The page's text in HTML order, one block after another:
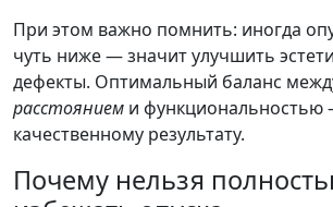
При этом важно помнить: иногда
чуть ниже — значит улучшить
дефекты. Оптимальный баланс
расстоянием и функциональностью
качественному результату.
Почему нельзя